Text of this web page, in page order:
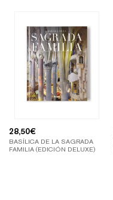
28,50€
BASÍLICA DE LA SAGRADA
FAMILIA (EDICIÓN DELUXE)